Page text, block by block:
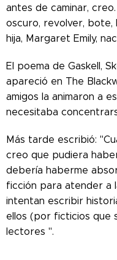
antes de caminar,
oscuro, revolver, bote,
hija, Margaret Emily,
El poema de Gaskell,
apareció en The
amigos la animaron a
necesitaba
Más tarde escribió:
creo que pudiera
debería haberme
ficción para atender a
intentan escribir
ellos (por ficticios que
lectores ".